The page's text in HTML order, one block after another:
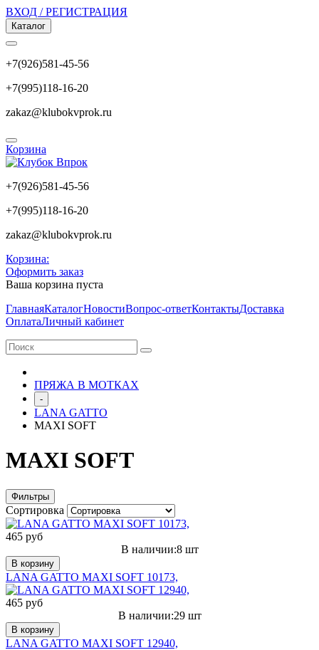
ВХОД / РЕГИСТРАЦИЯ
Каталог
+7(926)581-45-56
+7(995)118-16-20
zakaz@klubokvprok.ru
Корзина
+7(926)581-45-56
+7(995)118-16-20
zakaz@klubokvprok.ru
Корзина:
Оформить заказ
Ваша корзина пуста
ГлавнаяКаталогНовостиВопрос-ответКонтактыДоставка
ОплатаЛичный кабинет
ПРЯЖА В МОТКАХ
-
LANA GATTO
MAXI SOFT
MAXI SOFT
Фильтры
Сортировка
465 руб
В наличии:8 шт
В корзину
LANA GATTO MAXI SOFT 10173,
465 руб
В наличии:29 шт
В корзину
LANA GATTO MAXI SOFT 12940,